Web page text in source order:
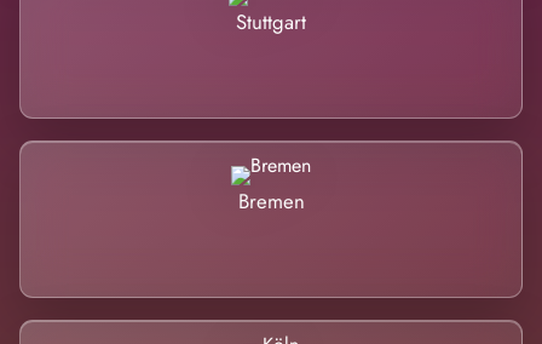
Stuttgart
Bremen